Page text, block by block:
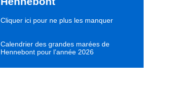
Cliquer ici pour ne plus les manquer
Calendrier des grandes marées de
Hennebont pour l’année 2026